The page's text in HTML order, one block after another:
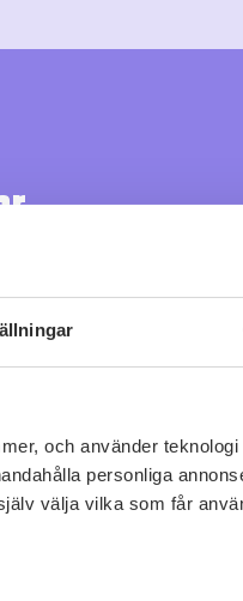
och använder
personliga
välja vilka som får